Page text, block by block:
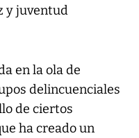
y juventud
en la ola de
delincuenciales
de ciertos
ha creado un